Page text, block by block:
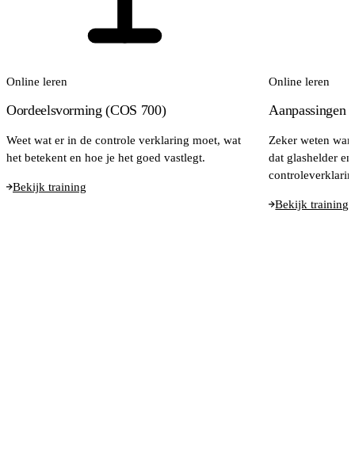
Online leren
Oordeelsvorming (COS 700)
Weet wat er in de controle verklaring moet, wat
het betekent en hoe je het goed vastlegt.
Bekijk training
Online leren
Aanpassingen
Zeker weten
dat glashelder
Bekijk training